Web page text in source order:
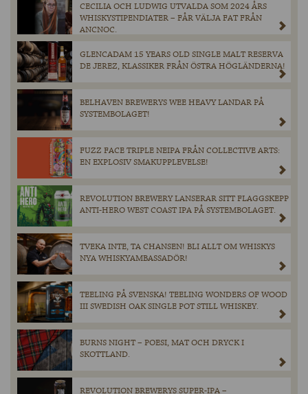
CECILIA OCH LUDWIG UTVALDA SOM 2024 ÅRS
WHISKYSTIPENDIATER – FÅR VÄLJA FAT FRÅN
ANCNOC.
GLENCADAM 15 YEARS OLD SINGLE MALT RESERVA
DE JEREZ, KLASSIKER FRÅN ÖSTRA HÖGLÄNDERNA!
BELHAVEN BREWERYS WEE HEAVY LANDAR PÅ
SYSTEMBOLAGET!
FUZZ FACE TRIPLE NEIPA FRÅN COLLECTIVE ARTS:
EN EXPLOSIV SMAKUPPLEVELSE!
REVOLUTION BREWERY LANSERAR SITT FLAGGSKEPP
ANTI-HERO WEST COAST IPA PÅ SYSTEMBOLAGET.
TVEKA INTE, TA CHANSEN! BLI ALLT OM WHISKYS
NYA WHISKYAMBASSADÖR!
TEELING PÅ SVENSKA! TEELING WONDERS OF WOOD
III SWEDISH OAK SINGLE POT STILL WHISKEY.
BURNS NIGHT – POESI, MAT OCH DRYCK I
SKOTTLAND.
REVOLUTION BREWERYS SUPER-IPA –